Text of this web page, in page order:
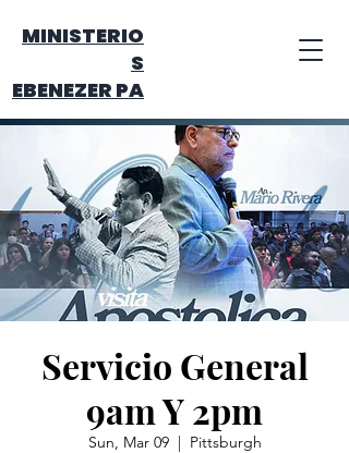
MINISTERIO
S
EBENEZER PA
Servicio General
9am Y 2pm
Sun, Mar 09
  |
Pittsburgh